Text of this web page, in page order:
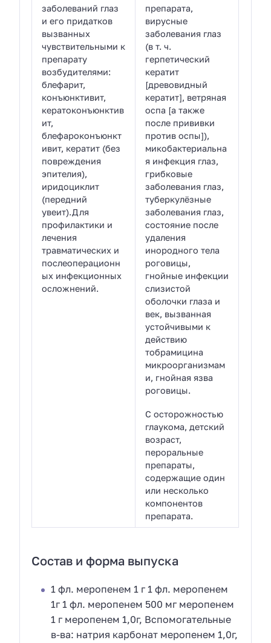
заболеваний глаз
и его придатков
вызванных
чувствительными к
препарату
возбудителями:
блефарит,
конъюнктивит,
кератоконъюнктив
ит,
блефароконъюнкт
ивит, кератит (без
повреждения
эпителия),
иридоциклит
(передний
увеит).Для
профилактики и
лечения
травматических и
послеоперационн
ых инфекционных
осложнений.
препарата,
вирусные
заболевания глаз
(в т. ч.
герпетический
кератит
[древовидный
кератит], ветряная
оспа [а также
после прививки
против оспы]),
микобактериальна
я инфекция глаз,
грибковые
заболевания глаз,
туберкулёзные
заболевания глаз,
состояние после
удаления
инородного тела
роговицы,
гнойные инфекции
слизистой
оболочки глаза и
век, вызванная
устойчивыми к
действию
тобрамицина
микроорганизмам
и, гнойная язва
роговицы.
С осторожностью
глаукома, детский
возраст,
пероральные
препараты,
содержащие один
или несколько
компонентов
препарата.
Состав и форма выпуска
1 фл. меропенем 1 г 1 фл. меропенем
1г 1 фл. меропенем 500 мг меропенем
1 г меропенем 1,0г, Вспомогательные
в-ва: натрия карбонат меропенем 1,0г,